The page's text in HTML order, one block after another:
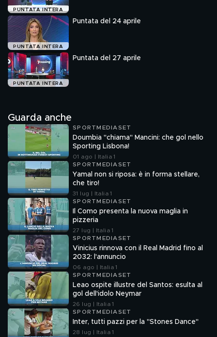
PUNTATA INTERA
PUNTATA INTERA
Puntata del 24 aprile
PUNTATA INTERA
Puntata del 27 aprile
Guarda anche
SPORTMEDIASET
Doumbia "chiama" Mancini: che gol nello
Sporting Lisbona!
01 ago | Italia 1
SPORTMEDIASET
Yamal non si riposa: è in forma stellare,
che tiro!
31 lug | Italia 1
SPORTMEDIASET
Il Como presenta la nuova maglia in
pizzeria
27 lug | Italia 1
SPORTMEDIASET
Vinicius rinnova con il Real Madrid fino al
2032: l'annuncio
06 ago | Italia 1
SPORTMEDIASET
Leao ospite illustre del Santos: esulta al
gol dell'idolo Neymar
26 lug | Italia 1
SPORTMEDIASET
Inter, tutti pazzi per la "Stones Dance"
28 lug | Italia 1